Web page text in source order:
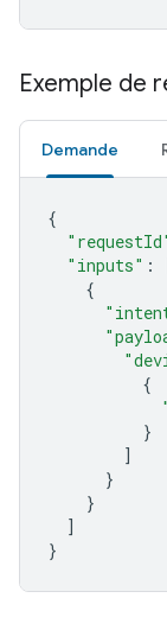
Exemple de
Demande
{
"inputs" :
{
{
}
]
}
}
]
}